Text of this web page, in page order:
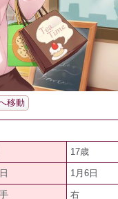
移動
17歳
1月6日
右